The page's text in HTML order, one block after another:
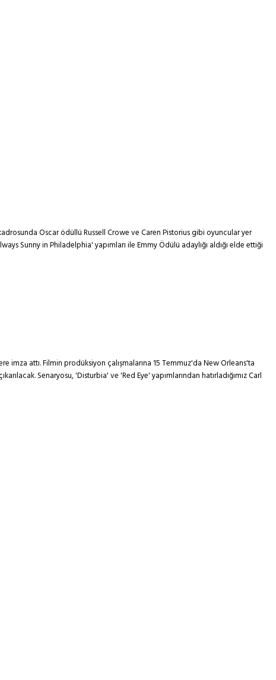
Oscar ödüllü Russell Crowe ve Caren Pistorius gibi oyuncular yer
Sunny in Philadelphia' yapımları ile Emmy Ödülü adaylığı aldığı elde ettiği
attı. Filmin prodüksiyon çalışmalarına 15 Temmuz'da New Orleans'ta
Senaryosu, 'Disturbia' ve 'Red Eye' yapımlarından hatırladığımız Carl